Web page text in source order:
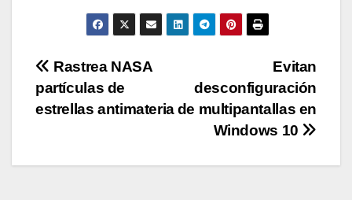
Navegación
de
Evitan
desconfiguración
de multipantallas en
Windows 10
Rastrea NASA
partículas de
estrellas antimateria